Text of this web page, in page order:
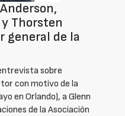
Thorsten
general de la
sobre
con motivo de la
en Orlando), a Glenn
de la Asociación